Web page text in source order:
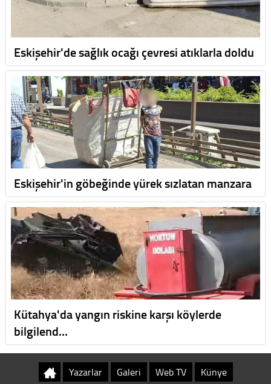
Eskişehir'de sağlık ocağı çevresi atıklarla doldu
Eskişehir'in göbeğinde yürek sızlatan manzara
Kütahya'da yangın riskine karşı köylerde
bilgilend…
Yazarlar Galeri Web TV Künye